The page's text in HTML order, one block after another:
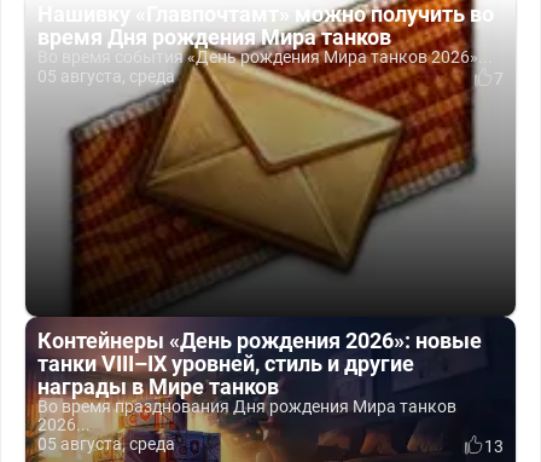
Нашивку «Главпочтамт» можно получить во
время Дня рождения Мира танков
Во время события «День рождения Мира танков 2026»...
05 августа, среда
7
Контейнеры «День рождения 2026»: новые
танки VIII–IX уровней, стиль и другие
награды в Мире танков
Во время празднования Дня рождения Мира танков
2026...
05 августа, среда
13